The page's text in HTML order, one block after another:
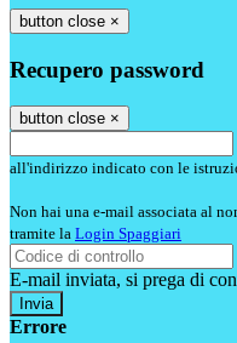
button close ×
Recupero password
button close ×
all'indirizzo indicato con le
Non hai una e-mail associata al
tramite la Login Spaggiari
E-mail inviata, si prega di
Errore